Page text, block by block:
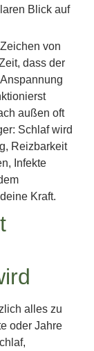
Blick auf
von
dass der
außen oft
Schlaf wird
Reizbarkeit
Infekte
Kraft.
alles zu
oder Jahre